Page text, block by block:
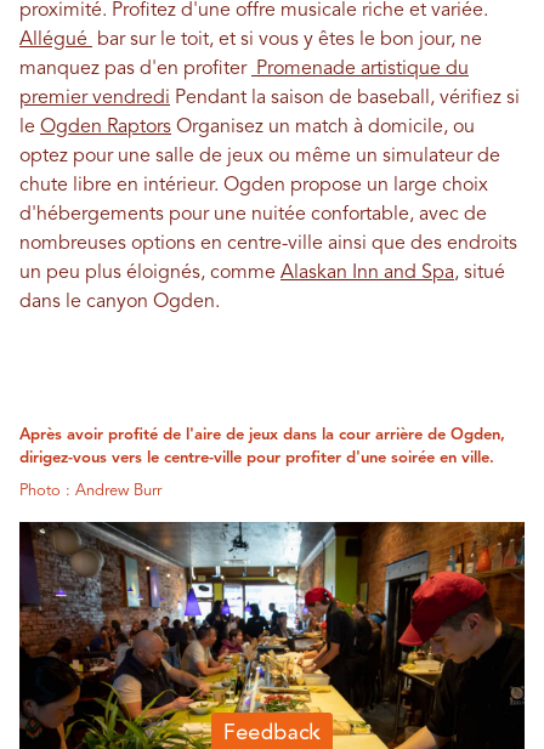
proximité. Profitez d'une offre musicale riche et variée.
Allégué
bar sur le toit, et si vous y êtes le bon jour, ne
manquez pas d'en profiter Promenade artistique du
premier vendredi Pendant la saison de baseball, vérifiez si
le Ogden Raptors Organisez un match à domicile, ou
optez pour une salle de jeux ou même un simulateur de
chute libre en intérieur. Ogden propose un large choix
d'hébergements pour une nuitée confortable, avec de
nombreuses options en centre-ville ainsi que des endroits
un peu plus éloignés, comme Alaskan Inn and Spa, situé
dans le canyon Ogden.
Après avoir profité de l'aire de jeux dans la cour arrière de Ogden,
dirigez-vous vers le centre-ville pour profiter d'une soirée en ville.
Photo : Andrew Burr